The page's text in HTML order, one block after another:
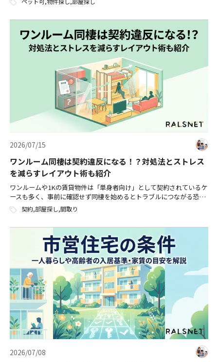
居を検討中の方に向け、メリットや […]
2026/07/15
ワンルーム同棲は契約違反になる！？対処法とストレス
を減らすレイアウト術も紹介
ワンルームや1Kの賃貸物件は「単身者向け」として契約されているケ
ースも多く、事前に確認せず同棲を始めるとトラブルにつながる恐れ
があります。 また、ワンルーム同棲はプライベートな空間を確保しづ
らく、「一人の時間がない」「生 […]
契約,部屋探し,間取り
2026/07/08